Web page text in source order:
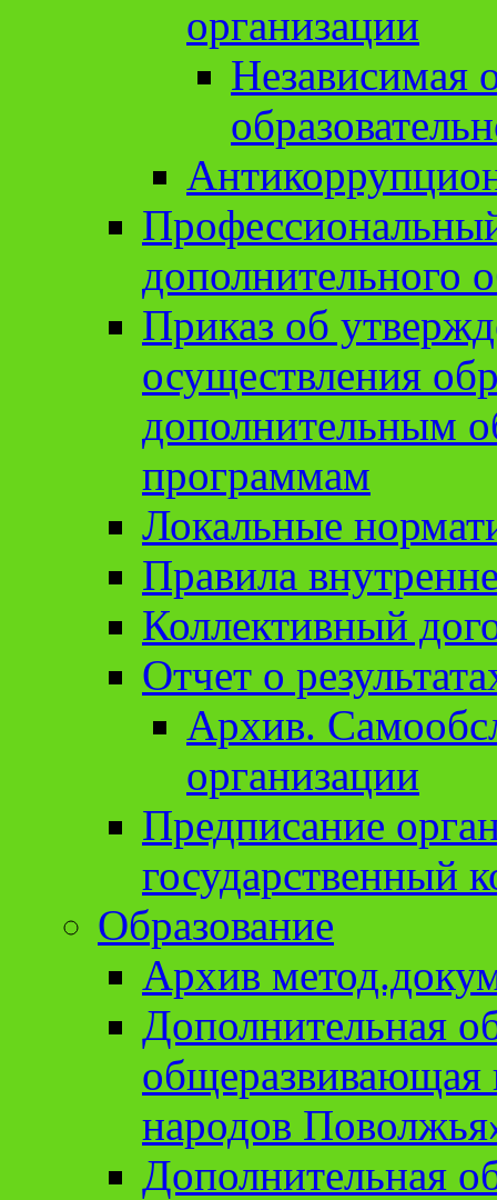
организации
Независимая
дополнительного
Приказ об
осуществления
дополнительным
программам
Локальные
Правила
Коллективный
Отчет о
Архив.
организации
Предписание
государственный
Образование
Архив
Дополнительная
народов
Дополнительная